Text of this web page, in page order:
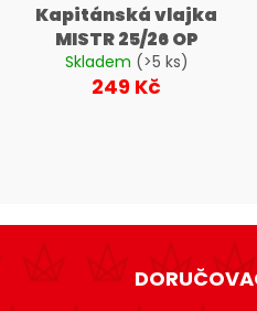
Kapitánská vlajka
MISTR 25/26 OP
Skladem (>5 ks)
249 Kč
Z